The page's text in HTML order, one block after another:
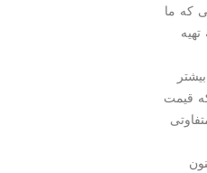
كه ما
قیمت
اكنون